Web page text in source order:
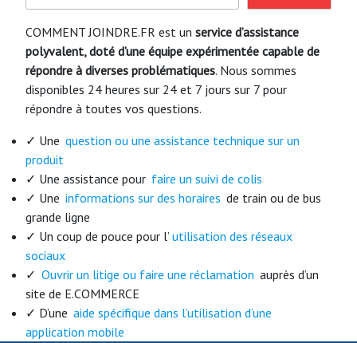
COMMENT JOINDRE.FR est un service d’assistance
polyvalent, doté d’une équipe expérimentée capable de
répondre à diverses problématiques. Nous sommes
disponibles 24 heures sur 24 et 7 jours sur 7 pour
répondre à toutes vos questions.
✓ Une question ou une assistance technique sur un
produit
✓ Une assistance pour faire un suivi de colis
✓ Une informations sur des horaires de train ou de bus
grande ligne
✓ Un coup de pouce pour l’ utilisation des réseaux
sociaux
✓ Ouvrir un litige ou faire une réclamation auprès d’un
site de E.COMMERCE
✓ D’une aide spécifique dans l’utilisation d’une
application mobile